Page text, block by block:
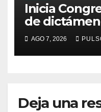
Inicia
de
públicas de
fiscalizables
fiscal 2025
AGO 7, 2026
Deja una